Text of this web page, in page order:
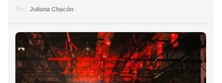
Por: Juliana Chacón